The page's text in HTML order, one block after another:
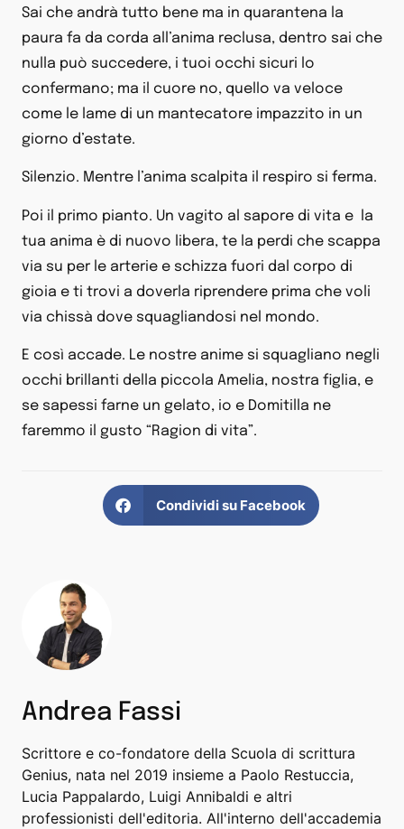
Sai che andrà tutto bene ma in quarantena la
paura fa da corda all’anima reclusa, dentro sai che
nulla può succedere, i tuoi occhi sicuri lo
confermano; ma il cuore no, quello va veloce
come le lame di un mantecatore impazzito in un
giorno d’estate.
Silenzio. Mentre l’anima scalpita il respiro si ferma.
Poi il primo pianto. Un vagito al sapore di vita e
la
tua anima è di nuovo libera, te la perdi che scappa
via su per le arterie e schizza fuori dal corpo di
gioia e ti trovi a doverla riprendere prima che voli
via chissà dove squagliandosi nel mondo.
E così accade. Le nostre anime si squagliano negli
occhi brillanti della piccola Amelia, nostra figlia, e
se sapessi farne un gelato, io e Domitilla ne
faremmo il gusto “Ragion di vita”.
Condividi su Facebook
Andrea Fassi
Scrittore e co-fondatore della Scuola di scrittura
Genius, nata nel 2019 insieme a Paolo Restuccia,
Lucia Pappalardo, Luigi Annibaldi e altri
professionisti dell'editoria. All'interno dell'accademia